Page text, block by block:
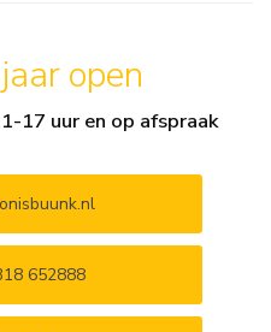
open
17 uur en op afspraak
652888